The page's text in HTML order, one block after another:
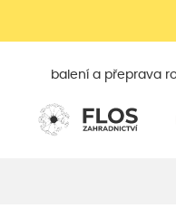
balení a přeprava